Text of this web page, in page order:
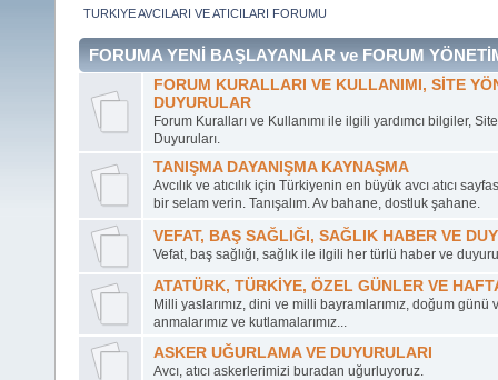
TURKIYE AVCILARI VE ATICILARI FORUMU
FORUMA YENİ BAŞLAYANLAR ve FORUM
FORUM KURALLARI VE KULLANIMI, SİTE
DUYURULAR
Forum Kuralları ve Kullanımı ile ilgili yardımcı bilgiler,
Duyuruları.
TANIŞMA DAYANIŞMA KAYNAŞMA
Avcılık ve atıcılık için Türkiyenin en büyük avcı atıcı
bir selam verin. Tanışalım. Av bahane, dostluk şahane.
VEFAT, BAŞ SAĞLIĞI, SAĞLIK HABER VE
Vefat, baş sağlığı, sağlık ile ilgili her türlü haber ve
ATATÜRK, TÜRKİYE, ÖZEL GÜNLER VE
Milli yaslarımız, dini ve milli bayramlarımız, doğum
anmalarımız ve kutlamalarımız...
ASKER UĞURLAMA VE DUYURULARI
Avcı, atıcı askerlerimizi buradan uğurluyoruz.